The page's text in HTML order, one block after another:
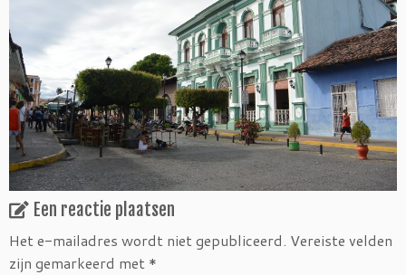
Een reactie plaatsen
Het e-mailadres wordt niet gepubliceerd. Vereiste velden
zijn gemarkeerd met *